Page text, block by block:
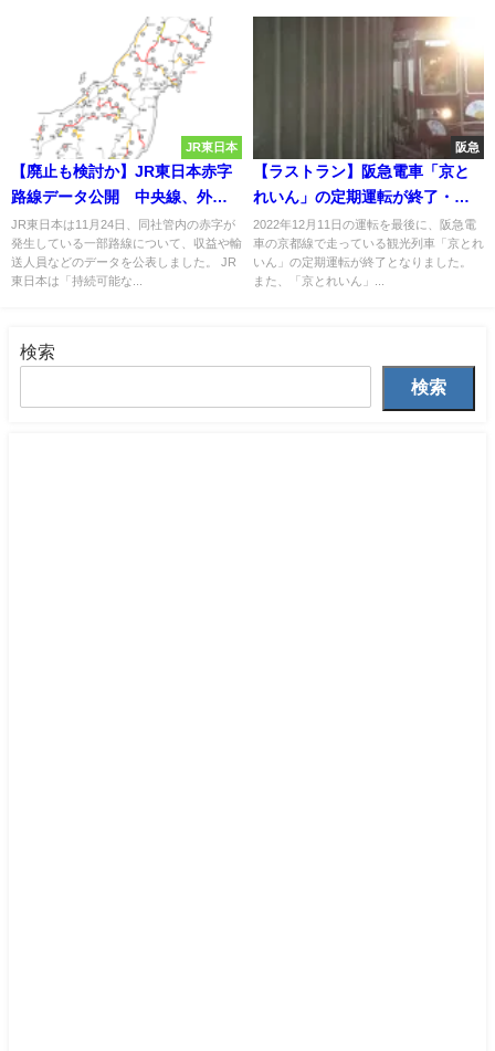
JR東日本
【廃止も検討か】JR東日本赤字
路線データ公開 中央線、外房
線、羽越線、上越線などの主要
幹線もリスト入り バス路線や
上下分離の可能性も
JR東日本は11月24日、同社管内の赤字が
発生している一部路線について、収益や輸
送人員などのデータを公表しました。 JR
東日本は「持続可能な...
阪急
【ラストラン】阪急電車「京と
れいん」の定期運転が終了・
「快速特急A」も廃止へ いった
いなぜ？
2022年12月11日の運転を最後に、阪急電
車の京都線で走っている観光列車「京とれ
いん」の定期運転が終了となりました。
また、「京とれいん」...
検索
検索